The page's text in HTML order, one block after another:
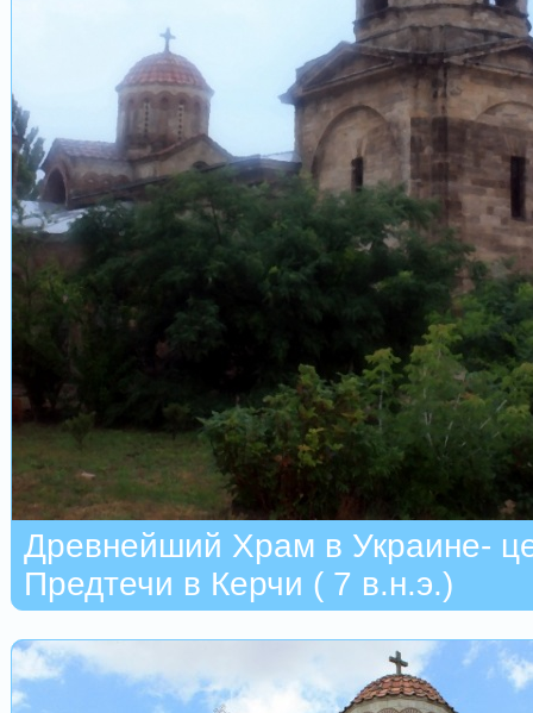
Древнейший Храм в Украине-
Предтечи в Керчи ( 7 в.н.э.)